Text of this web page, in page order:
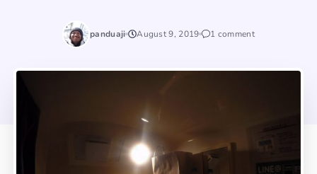
panduaji August 9, 2019 1 comment